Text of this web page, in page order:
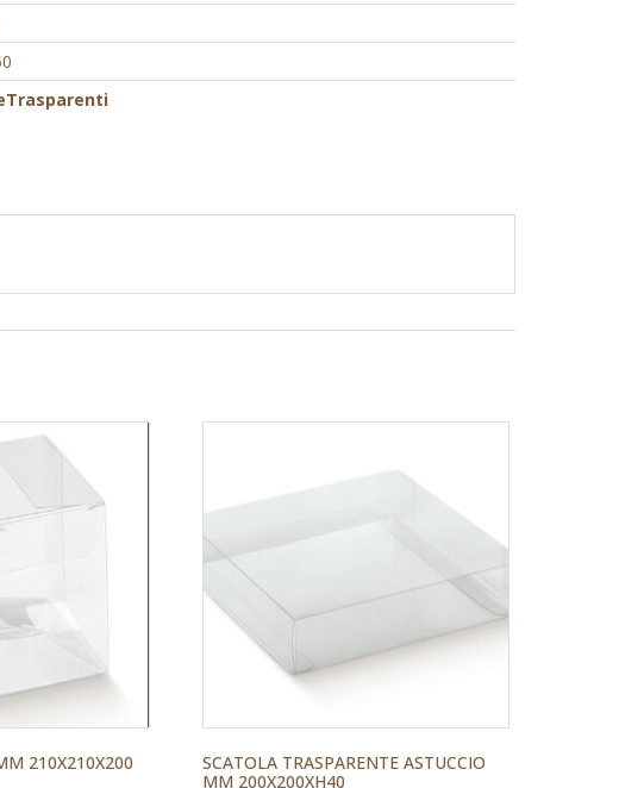
210X210X200
SCATOLA TRASPARENTE ASTUCCIO
MM 200X200XH40